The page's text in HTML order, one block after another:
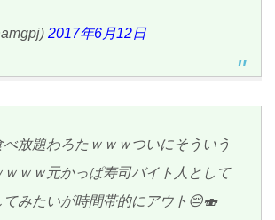
2017年6月12日
放題わろたｗｗｗついにそういう
ｗｗｗ元かっぱ寿司バイト人として
てみたいが時間帯的にアウト😔🍣